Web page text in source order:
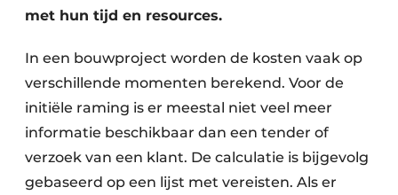
met hun tijd en resources.
In een bouwproject worden de kosten vaak op
verschillende momenten berekend. Voor de
initiële raming is er meestal niet veel meer
informatie beschikbaar dan een tender of
verzoek van een klant. De calculatie is bijgevolg
gebaseerd op een lijst met vereisten. Als er